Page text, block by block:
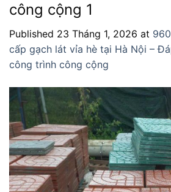
công cộng 1
Published 23 Tháng 1, 2026 at
cấp gạch lát vỉa hè tại Hà Nội –
công trình công cộng